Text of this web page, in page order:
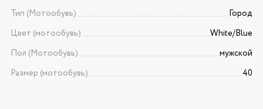
Тип (Мотообувь)
Город
Цвет (мотообувь)
White/Blue
Пол (Мотообувь)
мужской
Размер (мотообувь)
40